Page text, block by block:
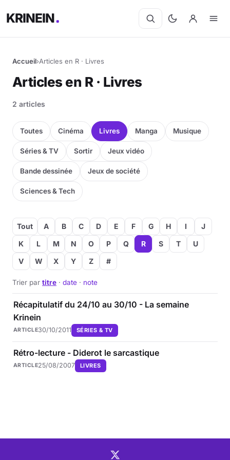
KRINEIN
Accueil›Articles en R · Livres
Articles en R · Livres
2 articles
Toutes Cinéma Livres Manga Musique
Séries & TV Sortir Jeux vidéo
Bande dessinée Jeux de société
Sciences & Tech
Tout A B C D E F G H I
J
K
L M N O P Q R S T
U
V
W X Y Z #
Trier par titre · date · note
Récapitulatif du 24/10 au 30/10 - La semaine
Krinein
ARTICLE30/10/2011 SÉRIES & TV
Rétro-lecture - Diderot le sarcastique
ARTICLE25/08/2007 LIVRES